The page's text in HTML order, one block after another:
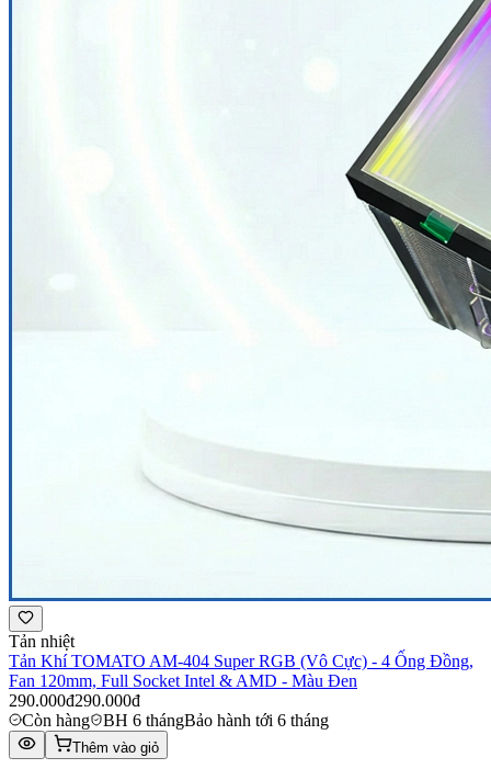
Tản nhiệt
Tản Khí TOMATO AM-404 Super RGB (Vô Cực) - 4 Ống Đồng,
Fan 120mm, Full Socket Intel & AMD - Màu Đen
290.000đ290.000đ
Còn hàng
BH 6 thángBảo hành tới 6 tháng
Thêm vào giỏ